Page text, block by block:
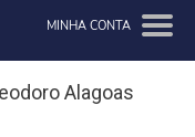
MINHA CONTA
Alagoas